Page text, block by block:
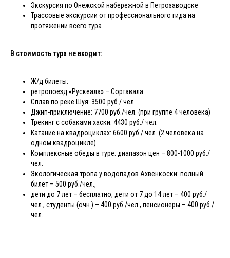
Экскурсия по Онежской набережной в Петрозаводске
Трассовые экскурсии от профессионального гида на
протяжении всего тура
В стоимость тура не входит:
Ж/д билеты:
ретропоезд «Рускеала» – Сортавала
Сплав по реке Шуя: 3500 руб./ чел.
Джип-приключение: 7700 руб./чел. (при группе 4 человека)
Трекинг с собаками хаски: 4430 руб./ чел.
Катание на квадроциклах: 6600 руб./ чел. (2 человека на
одном квадроцикле)
Комплексные обеды в туре: диапазон цен – 800-1000 руб./
чел.
Экологическая тропа у водопадов Ахвенкоски: полный
билет – 500 руб./чел.,
дети до 7 лет – бесплатно, дети от 7 до 14 лет – 400 руб./
чел., студенты (очн.) – 400 руб./чел., пенсионеры – 400 руб./
чел.